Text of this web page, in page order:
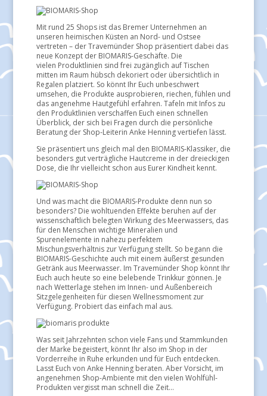
Mit rund 25 Shops ist das Bremer Unternehmen an
unseren heimischen Küsten an Nord- und Ostsee
vertreten – der Travemünder Shop präsentiert dabei das
neue Konzept der BIOMARIS-Geschäfte. Die
vielen Produktlinien sind frei zugänglich auf Tischen
mitten im Raum hübsch dekoriert oder übersichtlich in
Regalen platziert. So könnt Ihr Euch unbeschwert
umsehen, die Produkte ausprobieren, riechen, fühlen und
das angenehme Hautgefühl erfahren. Tafeln mit Infos zu
den Produktlinien verschaffen Euch einen schnellen
Überblick, der sich bei Fragen durch die persönliche
Beratung der Shop-Leiterin Anke Henning vertiefen lässt.
Sie präsentiert uns gleich mal den BIOMARIS-Klassiker, die
besonders gut verträgliche Hautcreme in der dreieckigen
Dose, die Ihr vielleicht schon aus Eurer Kindheit kennt.
Und was macht die BIOMARIS-Produkte denn nun so
besonders? Die wohltuenden Effekte beruhen auf der
wissenschaftlich belegten Wirkung des Meerwassers, das
für den Menschen wichtige Mineralien und
Spurenelemente in nahezu perfektem
Mischungsverhältnis zur Verfügung stellt. So begann die
BIOMARIS-Geschichte auch mit einem äußerst gesunden
Getränk aus Meerwasser. Im Travemünder Shop könnt Ihr
Euch auch heute so eine belebende Trinkkur gönnen. Je
nach Wetterlage stehen im Innen- und Außenbereich
Sitzgelegenheiten für diesen Wellnessmoment zur
Verfügung. Probiert das einfach mal aus.
Was seit Jahrzehnten schon viele Fans und Stammkunden
der Marke begeistert, könnt Ihr also im Shop in der
Vorderreihe in Ruhe erkunden und für Euch entdecken.
Lasst Euch von Anke Henning beraten. Aber Vorsicht, im
angenehmen Shop-Ambiente mit den vielen Wohlfühl-
Produkten vergisst man schnell die Zeit…